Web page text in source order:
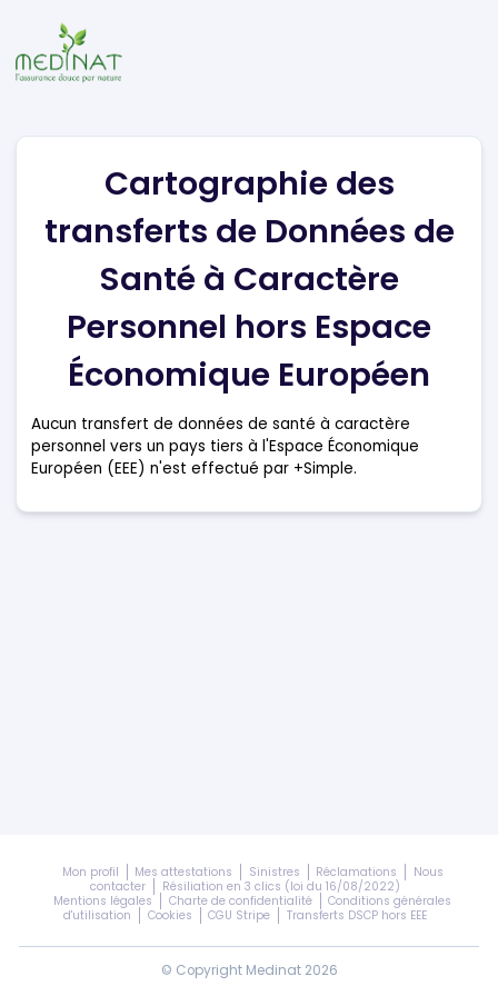
Cartographie des
transferts de Données de
Santé à Caractère
Personnel hors Espace
Économique Européen
Aucun transfert de données de santé à caractère
personnel vers un pays tiers à l'Espace Économique
Européen (EEE) n'est effectué par +Simple.
Mon profil Mes attestations Sinistres Réclamations
Nous
contacter
Résiliation en 3 clics (loi du 16/08/2022)
Mentions légales
Charte de confidentialité
Conditions générales
d'utilisation
Cookies CGU Stripe Transferts DSCP hors EEE
© Copyright Medinat 2026